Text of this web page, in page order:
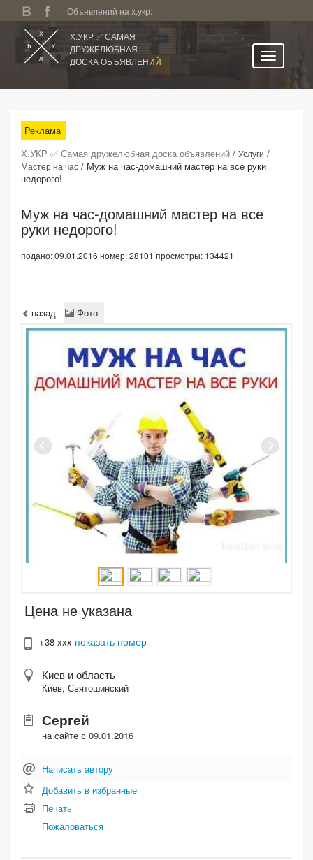
Объявлений на х.укр:
Х.УКР ✅ САМАЯ
ДРУЖЕЛЮБНАЯ
ДОСКА ОБЪЯВЛЕНИЙ
Все регионы
Категории
Избранное
Личный кабинет
Поиск по сайту
Подать объявление
Реклама
Х.УКР ✅ Самая дружелюбная доска объявлений / Услуги /
Мастер на час / Муж на час-домашний мастер на все руки
недорого!
Муж на час-домашний мастер на все
руки недорого!
подано: 09.01.2016 номер: 28101 просмотры: 134421
назад Фото
Цена не указана
+38 xxx показать номер
Киев и область
Киев, Святошинский
Сергей
на сайте с 09.01.2016
Написать автору
Добавить в избранные
Печать
Пожаловаться